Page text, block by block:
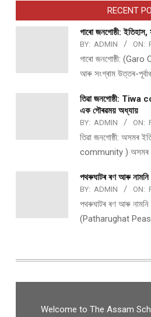
RECENT
গাৰো জনগোষ্ঠী:
BY: ADMIN ON:
গাৰো জনগোষ্ঠী:
আৰু সংগ্ৰাম উত্তৰ-
তিৱা জনগোষ্ঠী:
এক গৌৰৱময় অধ্যায়
BY: ADMIN ON:
তিৱা জনগোষ্ঠী: অসমৰ
community ) অসমৰ
পথ​ৰুঘাট​ৰ ৰণ আৰু
BY: ADMIN ON:
পথ​ৰুঘাট​ৰ ৰণ আৰু
(Patharughat
Welcome to The Assam